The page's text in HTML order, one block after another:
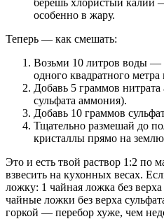
особенно в жару.
Теперь — как смешать:
Возьми 10 литров воды —
одного квадратного метра
Добавь 5 граммов
сульфата аммония).
Добавь 10 граммов
Тщательно размешай до
кристаллы прямо на
Это и есть твой раствор 1:2
взвесить на кухонных весах.
ложку: 1 чайная ложка без
чайные ложки без верха
горкой — перебор хуже, чем